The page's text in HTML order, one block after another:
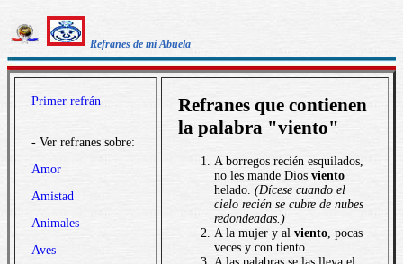
Refranes de mi Abuela
Primer refrán
- Ver refranes sobre:
Amor
Amistad
Animales
Aves
Refranes que contienen
la palabra "viento"
A borregos recién esquilados,
no les mande Dios viento
helado. (Dícese cuando el
cielo recién se cubre de nubes
redondeadas.)
A la mujer y al viento, pocas
veces y con tiento.